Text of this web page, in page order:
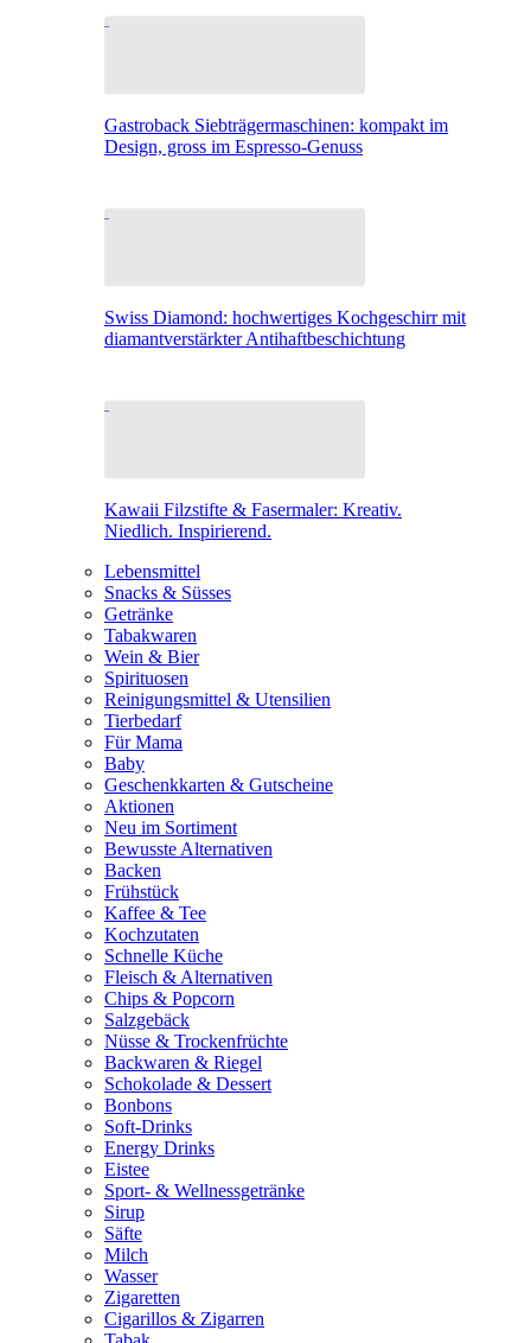
Gastroback Siebträgermaschinen: kompakt im
Design, gross im Espresso-Genuss
Swiss Diamond: hochwertiges Kochgeschirr mit
diamantverstärkter Antihaftbeschichtung
Kawaii Filzstifte & Fasermaler: Kreativ.
Niedlich. Inspirierend.
Lebensmittel
Snacks & Süsses
Getränke
Tabakwaren
Wein & Bier
Spirituosen
Reinigungsmittel & Utensilien
Tierbedarf
Für Mama
Baby
Geschenkkarten & Gutscheine
Aktionen
Neu im Sortiment
Bewusste Alternativen
Backen
Frühstück
Kaffee & Tee
Kochzutaten
Schnelle Küche
Fleisch & Alternativen
Chips & Popcorn
Salzgebäck
Nüsse & Trockenfrüchte
Backwaren & Riegel
Schokolade & Dessert
Bonbons
Soft-Drinks
Energy Drinks
Eistee
Sport- & Wellnessgetränke
Sirup
Säfte
Milch
Wasser
Zigaretten
Cigarillos & Zigarren